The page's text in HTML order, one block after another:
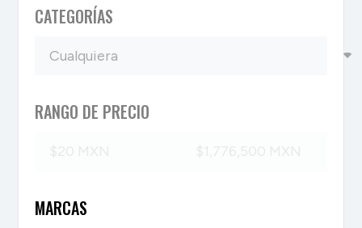
CATEGORÍAS
RANGO DE PRECIO
MARCAS